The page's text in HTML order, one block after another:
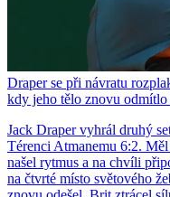
Draper se při návratu
kdy jeho tělo znovu
Jack Draper vyhrál druhý
Térenci Atmanemu 6:2.
našel rytmus a na chvíli
na čtvrté místo světového